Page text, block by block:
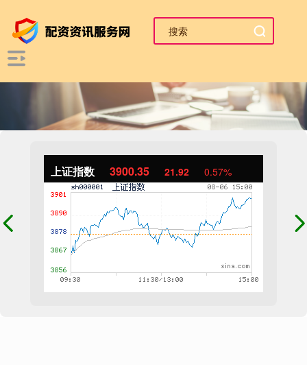
上证指数 3900.35 21.92 0.57%